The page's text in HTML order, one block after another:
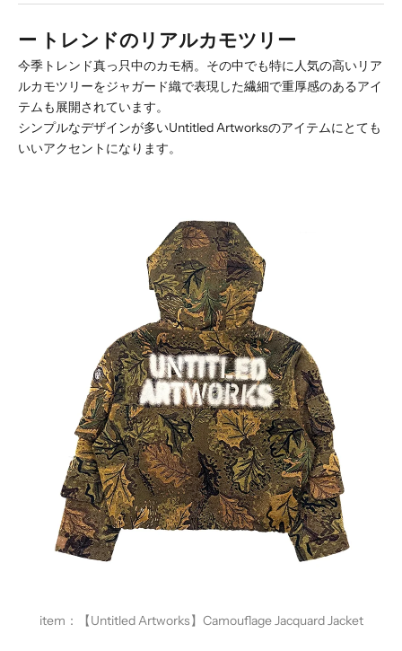
ー トレンドのリアルカモツリー
今季トレンド真っ只中のカモ柄。その中でも特に人気の高いリア
ルカモツリーをジャガード織で表現した繊細で重厚感のあるアイ
テムも展開されています。
シンプルなデザインが多いUntitled Artworksのアイテムにとても
いいアクセントになります。
item： 【Untitled Artworks】Camouflage Jacquard Jacket